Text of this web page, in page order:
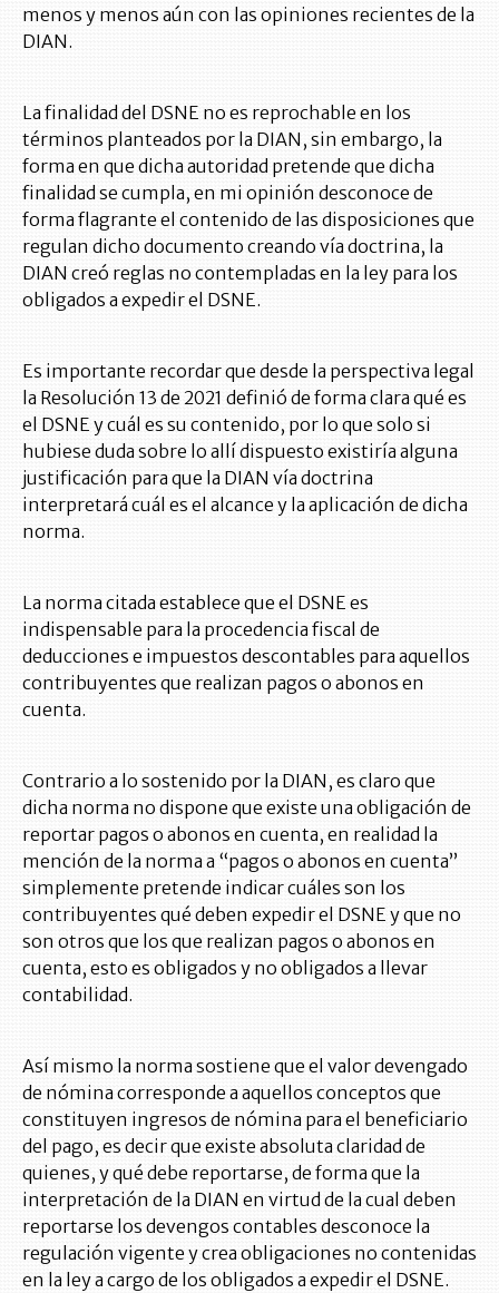
menos y menos aún con las opiniones recientes de la
DIAN.
La finalidad del DSNE no es reprochable en los
términos planteados por la DIAN, sin embargo, la
forma en que dicha autoridad pretende que dicha
finalidad se cumpla, en mi opinión desconoce de
forma flagrante el contenido de las disposiciones que
regulan dicho documento creando vía doctrina, la
DIAN creó reglas no contempladas en la ley para los
obligados a expedir el DSNE.
Es importante recordar que desde la perspectiva legal
la Resolución 13 de 2021 definió de forma clara qué es
el DSNE y cuál es su contenido, por lo que solo si
hubiese duda sobre lo allí dispuesto existiría alguna
justificación para que la DIAN vía doctrina
interpretará cuál es el alcance y la aplicación de dicha
norma.
La norma citada establece que el DSNE es
indispensable para la procedencia fiscal de
deducciones e impuestos descontables para aquellos
contribuyentes que realizan pagos o abonos en
cuenta.
Contrario a lo sostenido por la DIAN, es claro que
dicha norma no dispone que existe una obligación de
reportar pagos o abonos en cuenta, en realidad la
mención de la norma a “pagos o abonos en cuenta”
simplemente pretende indicar cuáles son los
contribuyentes qué deben expedir el DSNE y que no
son otros que los que realizan pagos o abonos en
cuenta, esto es obligados y no obligados a llevar
contabilidad.
Así mismo la norma sostiene que el valor devengado
de nómina corresponde a aquellos conceptos que
constituyen ingresos de nómina para el beneficiario
del pago, es decir que existe absoluta claridad de
quienes, y qué debe reportarse, de forma que la
interpretación de la DIAN en virtud de la cual deben
reportarse los devengos contables desconoce la
regulación vigente y crea obligaciones no contenidas
en la ley a cargo de los obligados a expedir el DSNE.